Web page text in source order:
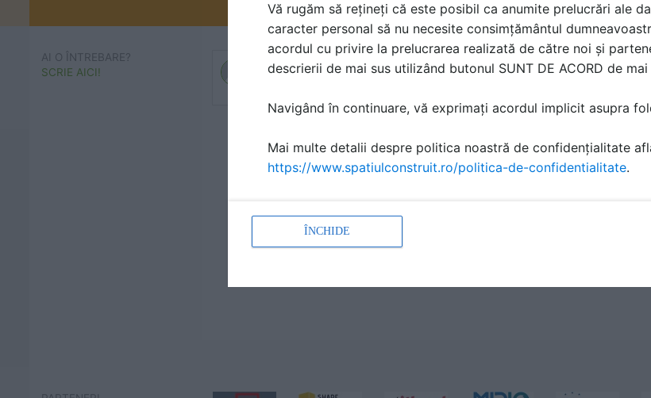
Promovați-vă produsele și serviciile pe SpatiulConstruit.ro!
AI O ÎNTREBARE?
SCRIE AICI!
Vă rugăm să rețineți că este posibil ca anumite prelucrări ale
caracter personal să nu necesite consimțământul
acordul cu privire la prelucrarea realizată de către noi și
descrierii de mai sus utilizând butonul SUNT DE ACORD de mai
Navigând în continuare, vă exprimați acordul implicit asupra
Mai multe detalii despre politica noastră de confidențialitate
https://www.spatiulconstruit.ro/politica-de-confidentialitate.
ÎNCHIDE